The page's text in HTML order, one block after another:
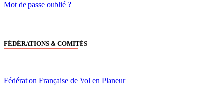
Mot de passe oublié ?
FÉDÉRATIONS & COMITÉS
Fédération Française de Vol en Planeur